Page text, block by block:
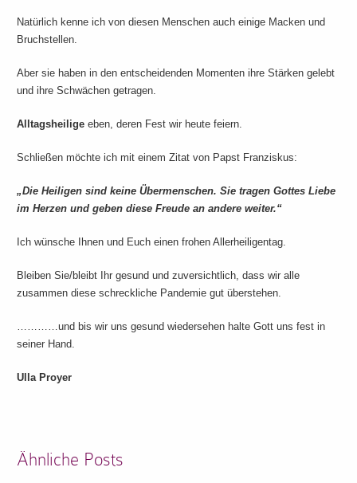
Natürlich kenne ich von diesen Menschen auch einige Macken und
Bruchstellen.
Aber sie haben in den entscheidenden Momenten ihre Stärken gelebt
und ihre Schwächen getragen.
Alltagsheilige eben, deren Fest wir heute feiern.
Schließen möchte ich mit einem Zitat von Papst Franziskus:
„Die Heiligen sind keine Übermenschen. Sie tragen Gottes Liebe
im Herzen und geben diese Freude an andere weiter.“
Ich wünsche Ihnen und Euch einen frohen Allerheiligentag.
Bleiben Sie/bleibt Ihr gesund und zuversichtlich, dass wir alle
zusammen diese schreckliche Pandemie gut überstehen.
…………und bis wir uns gesund wiedersehen halte Gott uns fest in
seiner Hand.
Ulla Proyer
Ähnliche Posts